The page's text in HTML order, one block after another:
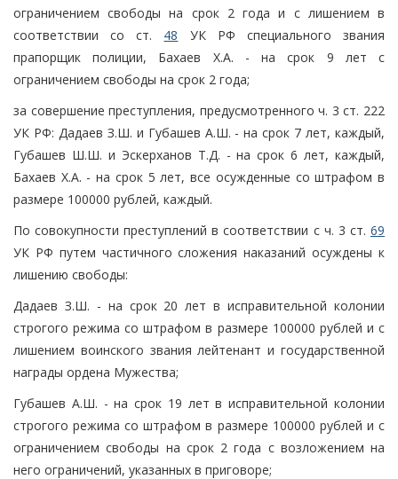
ограничением свободы на срок 2 года и с лишением в
соответствии со ст. 48 УК РФ специального звания
прапорщик полиции, Бахаев Х.А. - на срок 9 лет с
ограничением свободы на срок 2 года;
за совершение преступления, предусмотренного ч. 3 ст. 222
УК РФ: Дадаев З.Ш. и Губашев А.Ш. - на срок 7 лет, каждый,
Губашев Ш.Ш. и Эскерханов Т.Д. - на срок 6 лет, каждый,
Бахаев Х.А. - на срок 5 лет, все осужденные со штрафом в
размере 100000 рублей, каждый.
По совокупности преступлений в соответствии с ч. 3 ст. 69
УК РФ путем частичного сложения наказаний осуждены к
лишению свободы:
Дадаев З.Ш. - на срок 20 лет в исправительной колонии
строгого режима со штрафом в размере 100000 рублей и с
лишением воинского звания лейтенант и государственной
награды ордена Мужества;
Губашев А.Ш. - на срок 19 лет в исправительной колонии
строгого режима со штрафом в размере 100000 рублей и с
ограничением свободы на срок 2 года с возложением на
него ограничений, указанных в приговоре;